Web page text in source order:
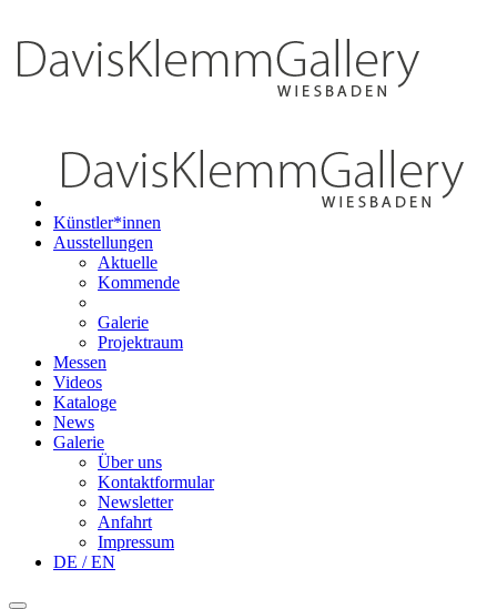
Künstler*innen
Ausstellungen
Aktuelle
Kommende
Galerie
Projektraum
Messen
Videos
Kataloge
News
Galerie
Über uns
Kontaktformular
Newsletter
Anfahrt
Impressum
DE / EN